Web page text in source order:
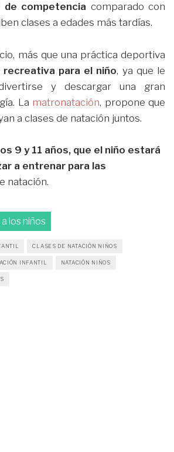
de competencia comparado con
clases a edades más tardías.
más que una práctica deportiva
recreativa para el niño, ya que le
y descargar una gran
La matronatación, propone que
a clases de natación juntos.
9 y 11 años, que el niño estará
a entrenar para las
natación.
los niños
CLASES DE NATACIÓN NIÑOS
INFANTIL NATACIÓN NIÑOS